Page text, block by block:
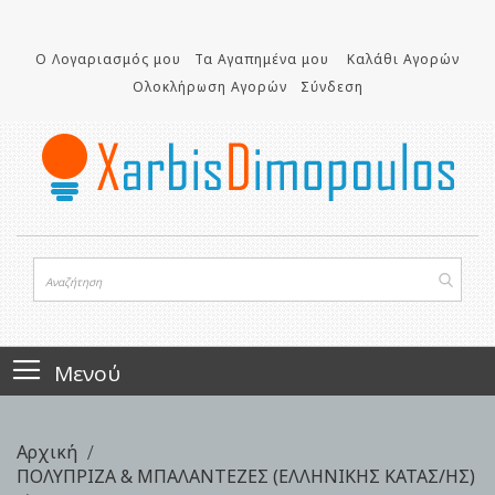
περιεχόμενο
Ο Λογαριασμός μου Τα Αγαπημένα μου
Καλάθι Αγορών
Ολοκλήρωση Αγορών
Σύνδεση
Μενού
Αρχική
ΠΟΛΥΠΡΙΖΑ & ΜΠΑΛΑΝΤΕΖΕΣ (ΕΛΛΗΝΙΚΗΣ ΚΑΤΑΣ/ΗΣ)